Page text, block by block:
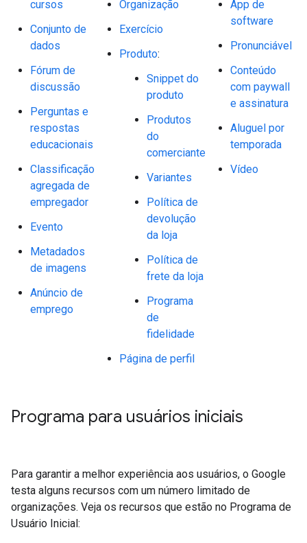
cursos
Conjunto de
dados
Fórum de
discussão
Perguntas e
respostas
educacionais
Classificação
agregada de
empregador
Evento
Metadados
de imagens
Anúncio de
emprego
Organização
Exercício
Produto:
Snippet do
produto
Produtos
do
comerciante
Variantes
Política de
devolução
da loja
Política de
frete da loja
Programa
de
fidelidade
Página de perfil
App de
software
Pronunciável
Conteúdo
com paywall
e assinatura
Aluguel por
temporada
Vídeo
Programa para usuários iniciais
Para garantir a melhor experiência aos usuários, o Google
testa alguns recursos com um número limitado de
organizações. Veja os recursos que estão no Programa de
Usuário Inicial: